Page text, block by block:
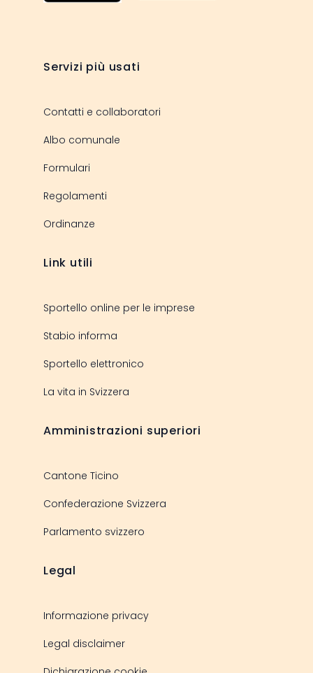
Servizi più usati
Contatti e collaboratori
Albo comunale
Formulari
Regolamenti
Ordinanze
Link utili
Sportello online per le imprese
Stabio informa
Sportello elettronico
La vita in Svizzera
Amministrazioni superiori
Cantone Ticino
Confederazione Svizzera
Parlamento svizzero
Legal
Informazione privacy
Legal disclaimer